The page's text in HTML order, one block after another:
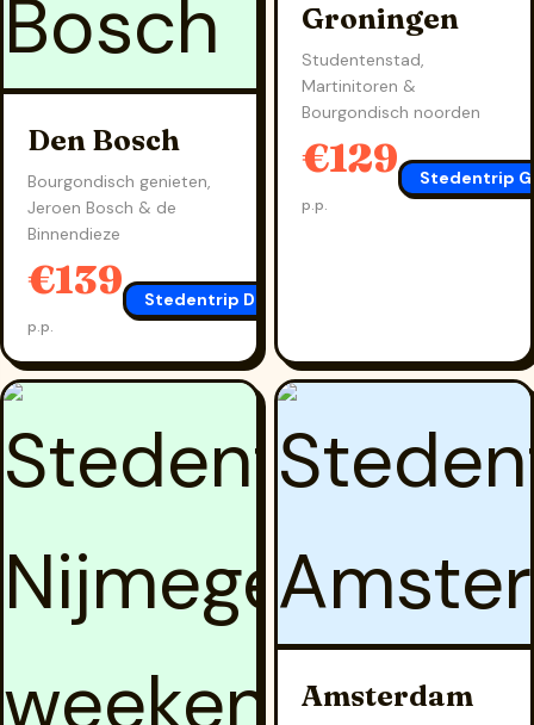
Den Bosch
Bourgondisch genieten,
Jeroen Bosch & de
Binnendieze
€139
p.p.
Stedentrip Den Bosch
Groningen
Studentenstad,
Martinitoren &
Bourgondisch noorden
€129
p.p.
Stedentrip
Amsterdam